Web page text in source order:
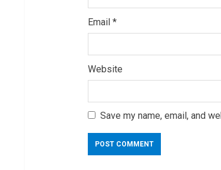
Email *
Website
Save my name, email, and